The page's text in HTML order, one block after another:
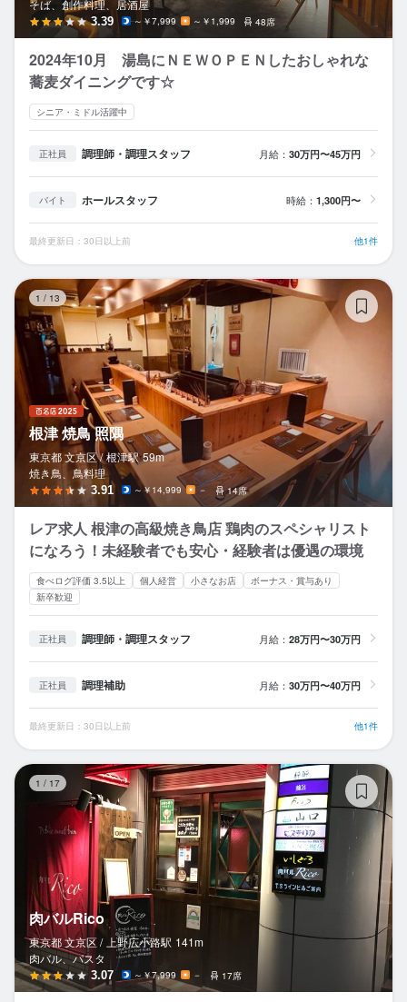
そば、創作料理、居酒屋
3.39 ～￥7,999 ～￥1,999 48席
2024年10月 湯島にＮＥＷＯＰＥＮしたおしゃれな
蕎麦ダイニングです☆
シニア・ミドル活躍中
正社員 調理師・調理スタッフ 月給： 30万円〜45万円
バイト ホールスタッフ 時給： 1,300円〜
最終更新日：30日以上前 他1件
1 / 13
根津 焼鳥 照隅
東京都 文京区 / 根津駅 59m
焼き鳥、鳥料理
3.91 ～￥14,999 － 14席
レア求人 根津の高級焼き鳥店 鶏肉のスペシャリスト
になろう！未経験者でも安心・経験者は優遇の環境
食べログ評価 3.5以上 個人経営 小さなお店
ボーナス・賞与あり
新卒歓迎
正社員 調理師・調理スタッフ 月給： 28万円〜30万円
正社員 調理補助 月給： 30万円〜40万円
最終更新日：30日以上前 他1件
1 / 17
肉バルRico
東京都 文京区 / 上野広小路駅 141m
肉バル、パスタ
3.07 ～￥7,999 － 17席